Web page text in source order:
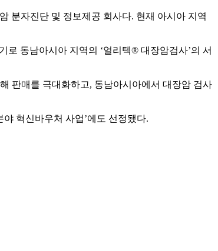
분자진단 및 정보제공 회사다. 현재 아시아 지역
로 동남아시아 지역의 ‘얼리텍® 대장암검사’의 서
판매를 극대화하고, 동남아시아에서 대장암 검사
혁신바우처 사업’에도 선정됐다.